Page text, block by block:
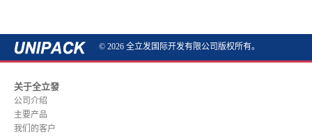
© 2026 全立发国际开发有限公司版权所有。
关于全立發
公司介绍
主要产品
我们的客户